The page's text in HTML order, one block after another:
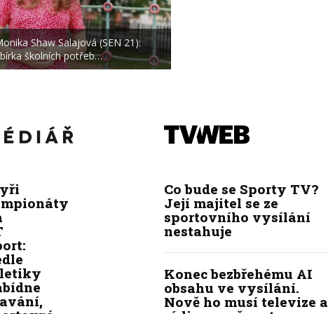
Shaw Salajová (SEN 21):
školních potřeb…
Co bude se Sporty TV?
Její majitel se ze
sportovního vysílání
nestahuje
Konec bezbřehému AI
obsahu ve vysílání.
Nově ho musí televize a